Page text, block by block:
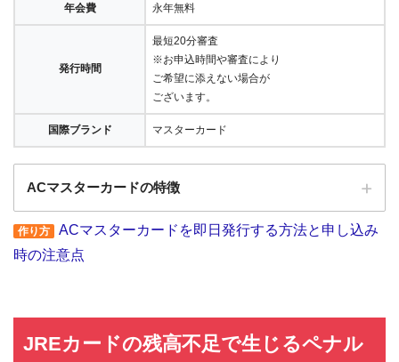
年会費 永年無料
発行時間
最短20分審査
※お申込時間や審査により
ご希望に添えない場合が
ございます。
国際ブランド マスターカード
ACマスターカードの特徴
全国にある自動契約機（
除き年中無休）
契約日の翌日から30日間は金利0円でキャッシング利用可能
作り方
ACマスターカードを即日発行する方法と申し込み
時の注意点
JREカードの残高不足で生じるペナル